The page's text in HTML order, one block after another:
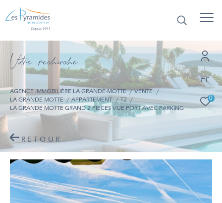
Fr
0
Vore recece
AGENCE IMMOBILIÈRE LA GRANDE-MOTTE
VENTE
LA GRANDE MOTTE
APPARTEMENT
T2
LA GRANDE MOTTE GRAND 2 PIECES VUE PORT AVEC PARKING
RETOUR